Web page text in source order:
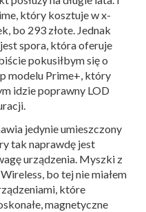
który kosztuje w x-
bo 293 złote. Jednak
spora, która oferuje
pokusiłbym się o
modelu Prime+, który
idzie poprawny LOD
jedynie umieszczony
tak naprawdę jest
urządzenia. Myszki z
bo tej nie miałem
które
magnetyczne